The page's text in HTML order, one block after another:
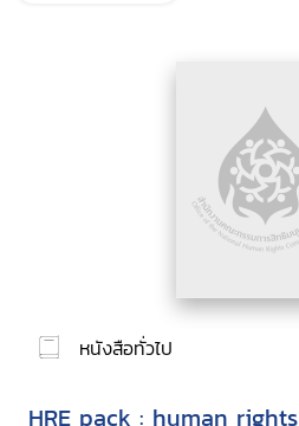
หนังสือทั่วไป
HRE pack : human rights